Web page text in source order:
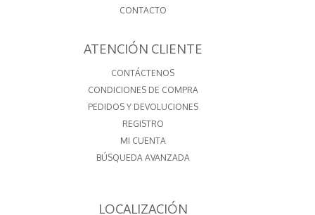
CONTACTO
ATENCIÓN CLIENTE
CONTÁCTENOS
CONDICIONES DE COMPRA
PEDIDOS Y DEVOLUCIONES
REGISTRO
MI CUENTA
BÚSQUEDA AVANZADA
LOCALIZACIÓN